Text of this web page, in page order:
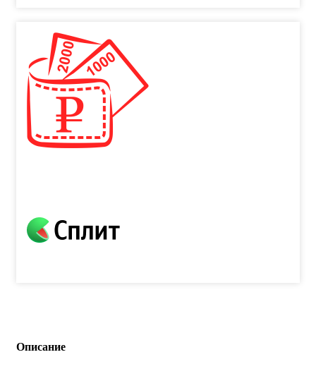
Описание